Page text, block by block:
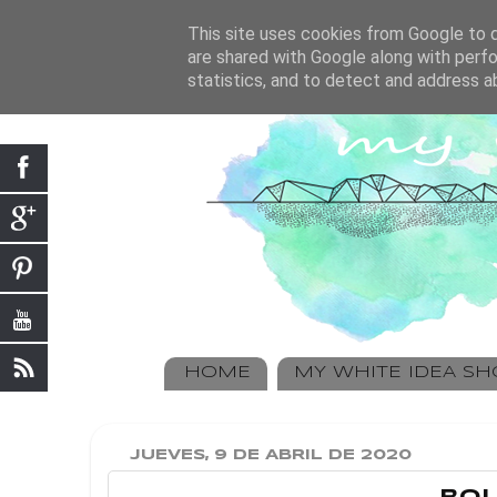
HOME MY WHITE IDEA
JUEVES, 9 DE ABRIL DE 2020
This site uses cookies from Google to
are shared with Google along with
statistics, and to detect and address